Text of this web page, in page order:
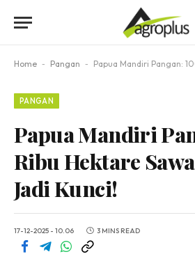
Home - Pangan - Papua Mandiri Pangan: 100 Ribu
PANGAN
Papua Mandiri
Ribu Hektare
Jadi Kunci!
17-12-2025 - 10.06 3 MINS READ